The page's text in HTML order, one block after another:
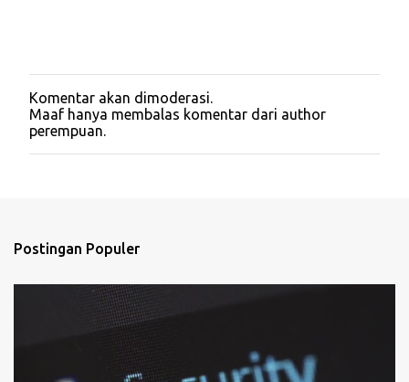
P
o
s
t
m
n
Komentar akan dimoderasi.
Maaf hanya membalas komentar dari author
perempuan.
Postingan Populer